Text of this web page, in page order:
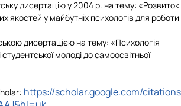
дисертацію у 2004 р. на тему: «Розвиток
якостей у майбутніх психологів для роботи
дисертацією на тему: «Психологія
молоді до самоосвітньої
https://scholar.google.com/